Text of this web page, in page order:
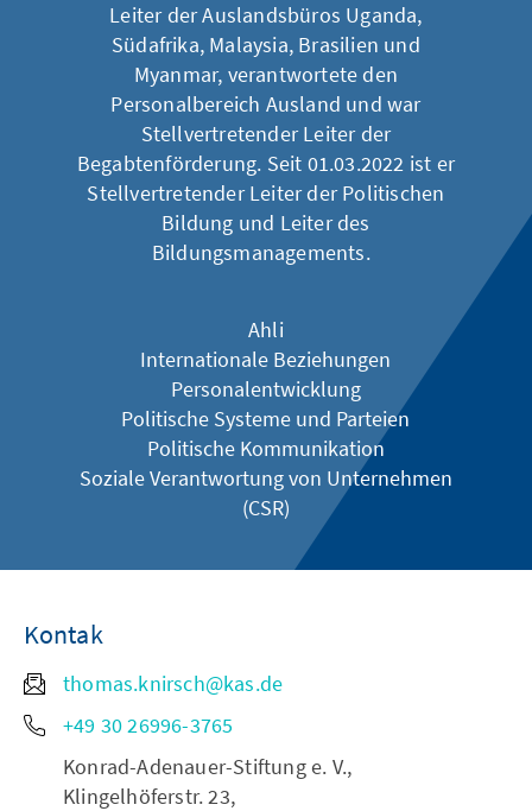
Leiter der Auslandsbüros Uganda,
Südafrika, Malaysia, Brasilien und
Myanmar, verantwortete den
Personalbereich Ausland und war
Stellvertretender Leiter der
Begabtenförderung. Seit 01.03.2022 ist er
Stellvertretender Leiter der Politischen
Bildung und Leiter des
Bildungsmanagements.
Ahli
Internationale Beziehungen
Personalentwicklung
Politische Systeme und Parteien
Politische Kommunikation
Soziale Verantwortung von Unternehmen
(CSR)
Kontak
thomas.knirsch@kas.de
+49 30 26996-3765
Konrad-Adenauer-Stiftung e. V.,
Klingelhöferstr. 23,